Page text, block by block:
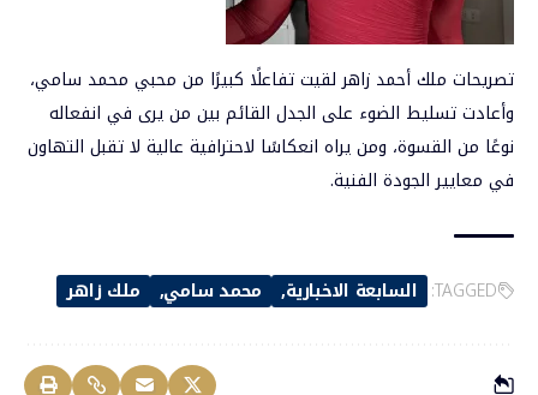
تصريحات ملك أحمد زاهر لقيت تفاعلًا كبيرًا من محبي محمد سامي،
وأعادت تسليط الضوء على الجدل القائم بين من يرى في انفعاله
نوعًا من القسوة، ومن يراه انعكاسًا لاحترافية عالية لا تقبل التهاون
في معايير الجودة الفنية.
TAGGED: السابعة الاخبارية محمد سامي ملك زاهر